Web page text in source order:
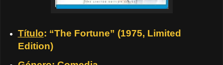
Título: “The Fortune” (1975, Limited
Edition)